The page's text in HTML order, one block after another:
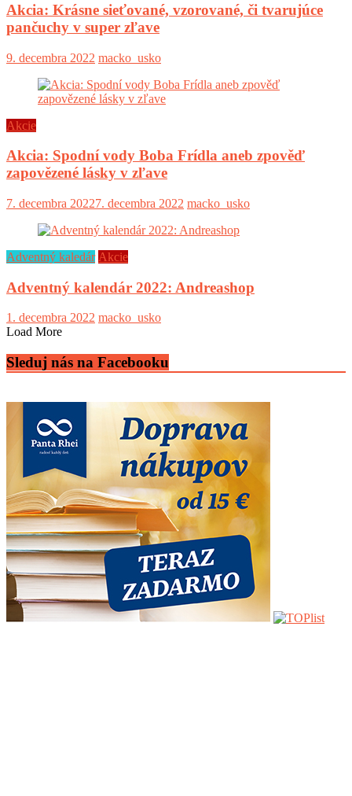
Akcia: Krásne sieťované, vzorované, či tvarujúce
pančuchy v super zľave
9. decembra 2022 macko_usko
Akcie
Akcia: Spodní vody Boba Frídla aneb zpověď
zapovězené lásky v zľave
7. decembra 20227. decembra 2022 macko_usko
Adventný kaledár Akcie
Adventný kalendár 2022: Andreashop
1. decembra 2022 macko_usko
Load More
Sleduj nás na Facebooku